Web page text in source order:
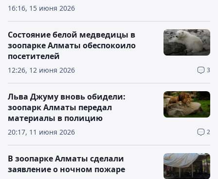
16:16, 15 июня 2026
12:26, 12 июня 2026 3
Состояние белой медведицы в
зоопарке Алматы обеспокоило
посетителей
20:17, 11 июня 2026 2
Льва Джуму вновь обидели:
зоопарк Алматы передал
материалы в полицию
В зоопарке Алматы сделали
заявление о ночном пожаре